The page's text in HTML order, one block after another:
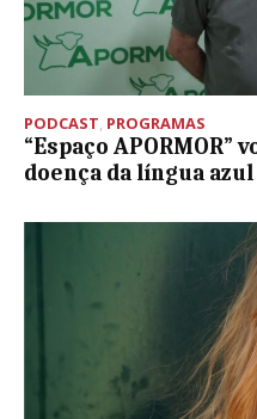
PODCAST, PROGRAMAS
“Espaço APORMOR”
doença da língua